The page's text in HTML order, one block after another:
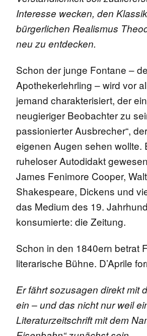
Interesse wecken, den
bürgerlichen Realismus
neu zu entdecken.
Schon der junge Fontane –
Apothekerlehrling – wird vor
jemand charakterisiert, der
neugieriger Beobachter zu
passionierter Ausbrecher“,
eigenen Augen sehen wollte.
ruheloser Autodidakt
James Fenimore Cooper,
Shakespeare, Dickens und
das Medium des 19.
konsumierte: die Zeitung.
Schon in den 1840ern betrat
literarische Bühne. D’Aprile
Er fährt sozusagen direkt mit
ein – und das nicht nur weil
Literaturzeitschrift mit dem